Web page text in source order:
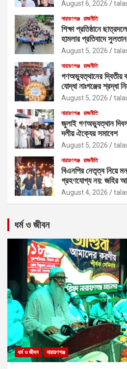
August 6, 2026
নারায়ণগঞ্জ রাজনীতি
শিক্ষা প্রতিষ্ঠানে
হামলার প্রতিবাদে
August 5, 2026
নারায়ণগঞ্জ রাজনীতি
গণঅভ্যুত্থানের দ্বিতীয়
যোদ্ধা নাঃগঞ্জের শ্রদ্ধা
August 5, 2026
নারায়ণগঞ্জ রাজনীতি
জুলাই গণঅভ্যুত্থান দিবস
দলীয় ঐক্যের সমাবেশ
August 5, 2026
নারায়ণগঞ্জ রাজনীতি
বিএনপির নেতৃত্ব নিয়ে
গ্রহণযোগ্য নয়: জহির
August 4, 2026
ধর্ম ও জীবন
ধর্ম ও জীবন নারায়ণগঞ্জ